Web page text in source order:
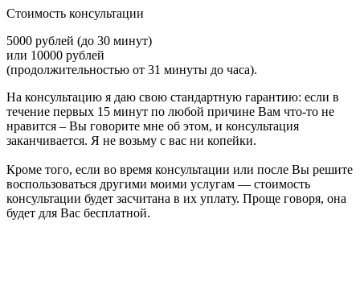
Стоимость консультации
5000 рублей (до 30 минут)
или 10000 рублей
(продолжительностью от 31 минуты до часа).
На консультацию я даю свою стандартную гарантию: если в
течение первых 15 минут по любой причине Вам что-то не
нравится – Вы говорите мне об этом, и консультация
заканчивается. Я не возьму с вас ни копейки.
Кроме того, если во время консультации или после Вы решите
воспользоваться другими моими услугам — стоимость
консультации будет засчитана в их уплату. Проще говоря, она
будет для Вас бесплатной.